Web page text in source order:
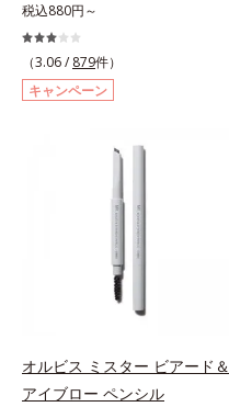
ー。角度を変えるだけで自由自在に
描けるペンシルアイブローです。な
ぎなた芯だから、接地面を変えるだ
けで太い線から細い線まで、テクニ
ックいらずで簡単に。スムースライ
軽やかに描けます。ペンシルの後ろ
ので、毛流れを整えたり、色をなじ
ませたり、ラインをぼかしたりと大
活躍。これ1本で完成度の高い、ふ
んわり眉に仕上がります。※中身を
取り替えられるリフィルをご用意し
ています。* ダイマージリノール酸
イソステアリル/フィトステリル）
配合＝感触向上成分
税込880円～
（3.06 / 879件）
キャンペーン
オルビス ミスター ビアード＆
アイブロー ペンシル